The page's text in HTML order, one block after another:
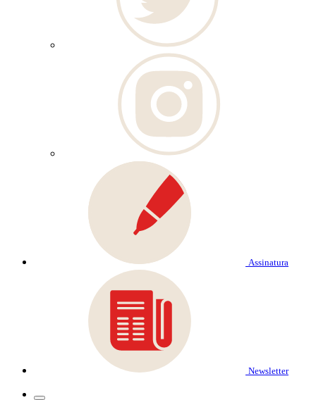
Assinatura
Newsletter